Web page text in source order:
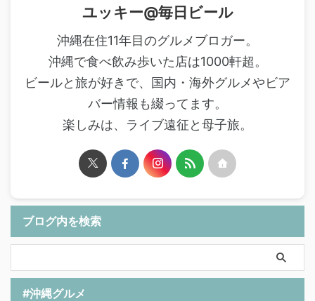
ユッキー@毎日ビール
沖縄在住11年目のグルメブロガー。
沖縄で食べ飲み歩いた店は1000軒超。
ビールと旅が好きで、国内・海外グルメやビア
バー情報も綴ってます。
楽しみは、ライブ遠征と母子旅。
ブログ内を検索
#沖縄グルメ